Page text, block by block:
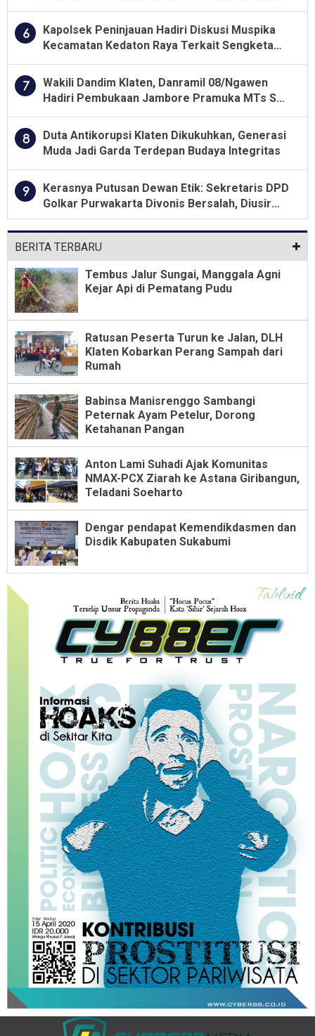
6
Kapolsek Peninjauan Hadiri Diskusi Muspika
Kecamatan Kedaton Raya Terkait Sengketa
7
Wakili Dandim Klaten, Danramil 08/Ngawen
Hadiri Pembukaan Jambore Pramuka MTs Se-
8
Duta Antikorupsi Klaten Dikukuhkan, Generasi
Muda Jadi Garda Terdepan Budaya Integritas
9
Kerasnya Putusan Dewan Etik: Sekretaris DPD
Golkar Purwakarta Divonis Bersalah, Diusir
Dari Jabatan Selama Empat Tahun
BERITA TERBARU
Tembus Jalur Sungai, Manggala Agni
Kejar Api di Pematang Pudu
Ratusan Peserta Turun ke Jalan, DLH
Klaten Kobarkan Perang Sampah dari
Rumah
Babinsa Manisrenggo Sambangi
Peternak Ayam Petelur, Dorong
Ketahanan Pangan
Anton Lami Suhadi Ajak Komunitas
NMAX-PCX Ziarah ke Astana Giribangun,
Teladani Soeharto
Dengar pendapat Kemendikdasmen dan
Disdik Kabupaten Sukabumi